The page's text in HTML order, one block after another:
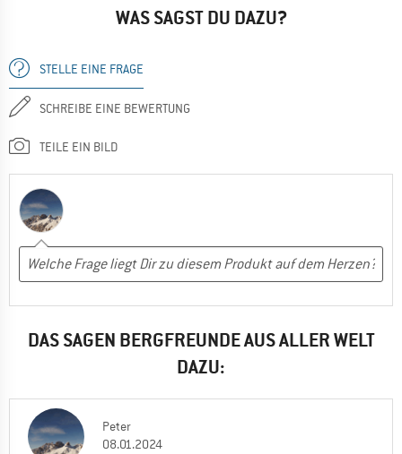
WAS SAGST DU DAZU?
STELLE EINE FRAGE
SCHREIBE EINE BEWERTUNG
TEILE EIN BILD
DAS SAGEN BERGFREUNDE AUS ALLER WELT
DAZU:
Peter
08.01.2024